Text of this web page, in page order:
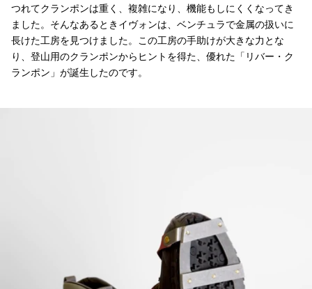
つれてクランポンは重く、複雑になり、機能もしにくくなってき
ました。そんなあるときイヴォンは、ベンチュラで金属の扱いに
長けた工房を見つけました。この工房の手助けが大きな力とな
り、登山用のクランポンからヒントを得た、優れた「リバー・ク
ランポン」が誕生したのです。